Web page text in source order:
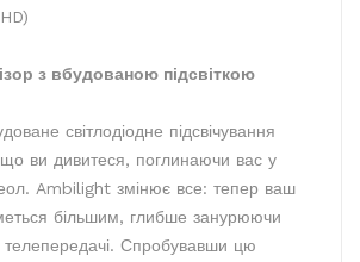
з вбудованою підсвіткою
світлодіодне підсвічування
ви дивитеся, поглинаючи вас у
Ambilight змінює все: тепер ваш
більшим, глибше занурюючи
телепередачі. Спробувавши цю